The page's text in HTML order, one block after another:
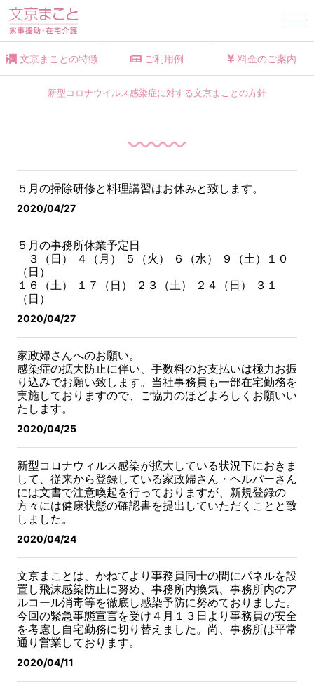
文京まことの特徴 ご利用例 料金のご案内
新型コロナウイルス感染症に対する文京まことの方針
５月の掃除研修と料理講習はお休みと致します。
2020/04/27
５月の事務所休業予定日
３（日） ４（月） ５（火） ６（水） ９（土）１０
（日）
１６（土） １７（日） ２３（土） ２４（日） ３１
（日）
2020/04/27
家政婦さんへのお願い。
感染症の拡大防止に伴い、手数料のお支払いは極力お振
り込みでお願い致します。当社事務員も一部在宅勤務を
実施しておりますので、ご協力のほどよろしくお願いい
たします。
2020/04/25
新型コロナウィルス感染が拡大している状況下におきま
して、従来から登録している家政婦さん・ヘルパーさん
には文書で注意喚起を行っておりますが、新規登録の
方々には健康状態の確認書を提出していただくことと致
しました。
2020/04/24
文京まことは、かねてより事務員同士の間にパネルを設
置し飛沫感染防止に努め、事務所内換気、事務所内のア
ルコール消毒等を徹底し感染予防に努めておりました。
今回の緊急事態宣言を受け４月１３日より事務員の安全
を考慮し自宅勤務に切り替えました。尚、事務所は平常
通り営業しております。
2020/04/11